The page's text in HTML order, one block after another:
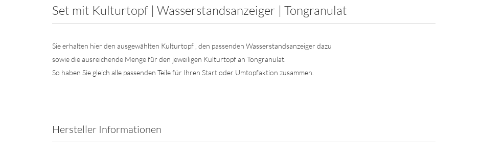
Set mit Kulturtopf | Wasserstandsanzeiger | Tongranulat
Sie erhalten hier den ausgewählten Kulturtopf , den passenden Wasserstandsanzeiger dazu
sowie die ausreichende Menge für den jeweiligen Kulturtopf an Tongranulat.
So haben Sie gleich alle passenden Teile für Ihren Start oder Umtopfaktion zusammen.
Hersteller Informationen